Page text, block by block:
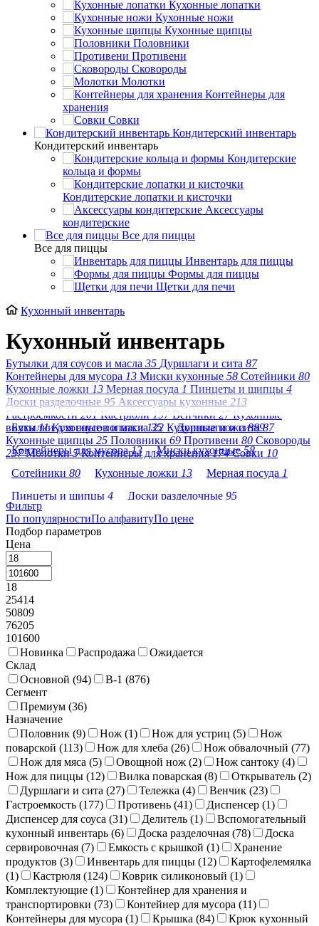
Кухонные лопатки
Кухонные ножи
Кухонные щипцы
Половники
Противени
Сковороды
Молотки
Контейнеры для
хранения
Совки
Кондитерский инвентарь
Кондитерский инвентарь
Кондитерские
кольца и формы
Кондитерские лопатки и кисточки
Аксессуары
кондитерские
Все для пиццы
Все для пиццы
Инвентарь для пиццы
Формы для пиццы
Щетки для печи
Кухонный инвентарь
Кухонный инвентарь
Бутылки для соусов и масла 35 Дуршлаги и сита 87
Контейнеры для мусора 13 Миски кухонные 58 Сотейники 80
Кухонные ложки 13 Мерная посуда 1 Пинцеты и щипцы 4
Доски разделочные 95 Аксессуары кухонные 213
Гастроемкости 201 Кастрюли 197 Венчики 27 Кухонные
вилки 11 Кухонные лопатки 122 Кухонные ножи 889
Кухонные щипцы 25 Половники 69 Противени 80 Сковороды
237 Молотки 5 Контейнеры для хранения 174 Совки 10
Бутылки для соусов и масла 35 Дуршлаги и сита 87
Контейнеры для мусора 13 Миски кухонные 58
Сотейники 80 Кухонные ложки 13 Мерная посуда 1
Пинцеты и щипцы 4 Доски разделочные 95
Аксессуары кухонные213 Гастроемкости
Кастрюли
Кухонные лопатки
Кухонные щипцы
Сковороды
Контейнеры для хранения
Фильтр
По популярностиПо алфавитуПо цене
Подбор параметров
Цена
18
25414
50809
76205
101600
Новинка
Распродажа
Ожидается
Склад
Основной (94) В-1 (876)
Сегмент
Премиум (36)
Назначение
Половник (9) Нож (1) Нож для устриц (5)
Нож
поварской (113) Нож для хлеба (26) Нож обвалочный (77)
Нож для мяса (5) Овощной нож (2) Нож сантоку (4)
Нож для пиццы (12) Вилка поварская (8) Открыватель (2)
Дуршлаги и сита (27) Тележка (4) Венчик (23)
Гастроемкость (177) Противень (41) Диспенсер (1)
Диспенсер для соуса (31) Делитель (1)
Вспомогательный
кухонный инвентарь (6) Доска разделочная (78)
Доска
сервировочная (7) Емкость с крышкой (1)
Хранение
продуктов (3) Инвентарь для пиццы (12)
Картофелемялка
(1) Кастрюля (124) Коврик силиконовый (1)
Комплектующие (1)
Контейнер для хранения и
транспортировки (73) Контейнер для мусора (11)
Контейнеры для мусора (1) Крышка (84)
Крюк кухонный